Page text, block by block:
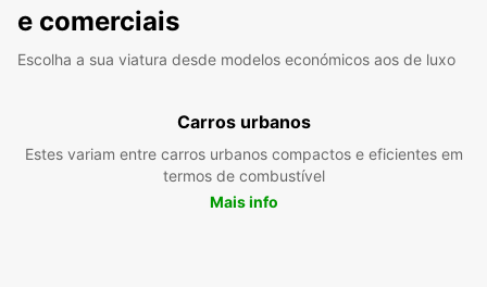
e comerciais
Escolha a sua viatura desde modelos económicos aos de luxo
Carros urbanos
Estes variam entre carros urbanos compactos e eficientes em
termos de combustível
Mais info